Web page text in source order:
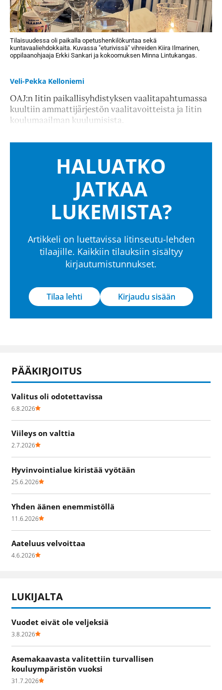
Tilaisuudessa oli paikalla opetushenkilökuntaa sekä
kuntavaaliehdokkaita. Kuvassa "eturivissä" vihreiden Kiira Ilmarinen,
oppilaanohjaaja Erkki Sankari ja kokoomuksen Minna Lintukangas.
Veli-Pekka Kelloniemi
OAJ:n Iitin paikallisyhdistyksen vaalitapahtumassa
kuultiin ammattijärjestön vaalitavoitteista ja Iitin
koulumaailman kuulumisista.
HALUATKO
JATKAA
LUKEMISTA?
Artikkeli on luettavissa Iitinseutu-lehden
tilaajille. Kaikkiin tilauksiin sisältyy
kirjautumistunnukset.
Tilaa lehti Kirjaudu sisään
PÄÄKIRJOITUS
Valitus oli odotettavissa
6.8.2026
Viileys on valttia
2.7.2026
Hyvinvointialue kiristää vyötään
25.6.2026
Yhden äänen enemmistöllä
11.6.2026
Aateluus velvoittaa
4.6.2026
LUKIJALTA
Vuodet eivät ole veljeksiä
3.8.2026
Asemakaavasta valitettiin turvallisen
kouluympäristön vuoksi
31.7.2026